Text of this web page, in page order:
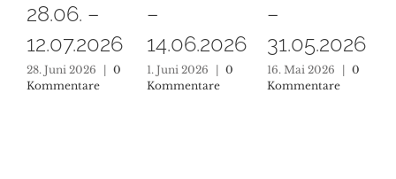
28.06. –
12.07.2026
28. Juni 2026
0
Kommentare
–
14.06.2026
1. Juni 2026
0
Kommentare
–
31.05.2026
16. Mai 2026
0
Kommentare